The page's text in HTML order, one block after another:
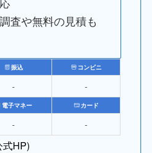
査や無料の見積も
振込 コンビニ
‐ ‐
電子マネー カード
‐ ‐
式HP)